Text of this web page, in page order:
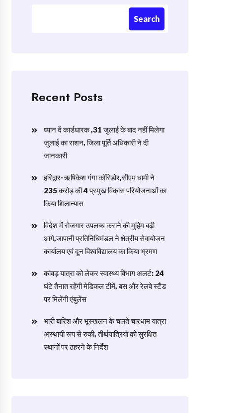
Search
Recent Posts
ध्यान दें कार्डधारक ,31 जुलाई के बाद नहीं मिलेगा
जुलाई का राशन, जिला पूर्ति अधिकारी ने दी
जानकारी
हरिद्वार-ऋषिकेश गंगा कॉरिडोर,सीएम धामी ने
235 करोड़ की 4 प्रमुख विकास परियोजनाओं का
किया शिलान्यास
विदेश में रोजगार उपलब्ध कराने की मुहिम बढ़ी
आगे,जापानी प्रतिनिधिमंडल ने क्षेत्रीय सेवायोजन
कार्यालय एवं दून विश्वविद्यालय का किया भ्रमण
​कांवड़ यात्रा को लेकर स्वास्थ्य विभाग अलर्ट: 24
घंटे तैनात रहेंगी मेडिकल टीमें, बस और रेलवे स्टैंड
पर मिलेंगी एंबुलेंस
​भारी बारिश और भूस्खलन के चलते चारधाम यात्रा
अस्थायी रूप से रुकी, तीर्थयात्रियों को सुरक्षित
स्थानों पर ठहरने के निर्देश